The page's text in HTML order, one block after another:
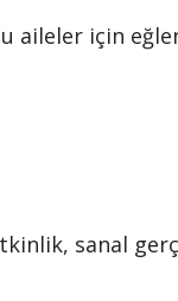
aileler için
sanal